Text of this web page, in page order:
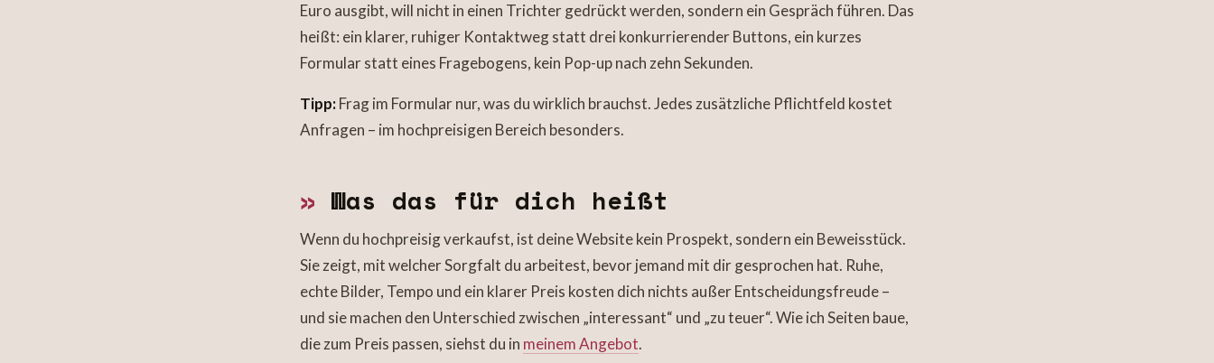
Euro ausgibt, will nicht in einen Trichter gedrückt werden, sondern ein Gespräch führen. Das
heißt: ein klarer, ruhiger Kontaktweg statt drei konkurrierender Buttons, ein kurzes
Formular statt eines Fragebogens, kein Pop-up nach zehn Sekunden.
Tipp:Frag im Formular nur, was du wirklich brauchst. Jedes zusätzliche Pflichtfeld kostet
Anfragen – im hochpreisigen Bereich besonders.
» Was das für dich heißt
Wenn du hochpreisig verkaufst, ist deine Website kein Prospekt, sondern ein Beweisstück.
Sie zeigt, mit welcher Sorgfalt du arbeitest, bevor jemand mit dir gesprochen hat. Ruhe,
echte Bilder, Tempo und ein klarer Preis kosten dich nichts außer Entscheidungsfreude –
und sie machen den Unterschied zwischen „interessant“ und „zu teuer“. Wie ich Seiten baue,
die zum Preis passen, siehst du in meinem Angebot.